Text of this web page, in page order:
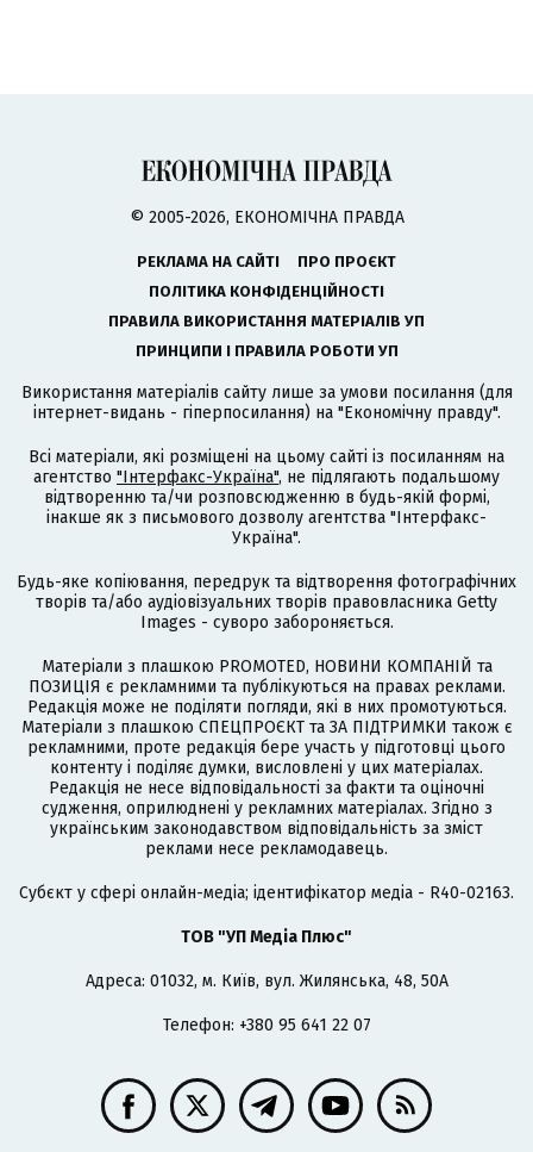
© 2005-2026, ЕКОНОМІЧНА ПРАВДА
РЕКЛАМА НА САЙТІ
ПРО ПРОЄКТ
ПОЛІТИКА КОНФІДЕНЦІЙНОСТІ
ПРАВИЛА ВИКОРИСТАННЯ МАТЕРІАЛІВ УП
ПРИНЦИПИ І ПРАВИЛА РОБОТИ УП
Використання матеріалів сайту лише за умови посилання (для
інтернет-видань - гіперпосилання) на "Економічну правду".
Всі матеріали, які розміщені на цьому сайті із посиланням на
агентство "Інтерфакс-Україна", не підлягають подальшому
відтворенню та/чи розповсюдженню в будь-якій формі,
інакше як з письмового дозволу агентства "Інтерфакс-
Україна".
Будь-яке копіювання, передрук та відтворення фотографічних
творів та/або аудіовізуальних творів правовласника Getty
Images - суворо забороняється.
Матеріали з плашкою PROMOTED, НОВИНИ КОМПАНІЙ та
ПОЗИЦІЯ є рекламними та публікуються на правах реклами.
Редакція може не поділяти погляди, які в них промотуються.
Матеріали з плашкою СПЕЦПРОЄКТ та ЗА ПІДТРИМКИ також є
рекламними, проте редакція бере участь у підготовці цього
контенту і поділяє думки, висловлені у цих матеріалах.
Редакція не несе відповідальності за факти та оціночні
судження, оприлюднені у рекламних матеріалах. Згідно з
українським законодавством відповідальність за зміст
реклами несе рекламодавець.
Cубєкт у сфері онлайн-медіа; ідентифікатор медіа - R40-02163.
ТОВ "УП Медіа Плюс"
Адреса: 01032, м. Київ, вул. Жилянська, 48, 50А
Телефон: +380 95 641 22 07